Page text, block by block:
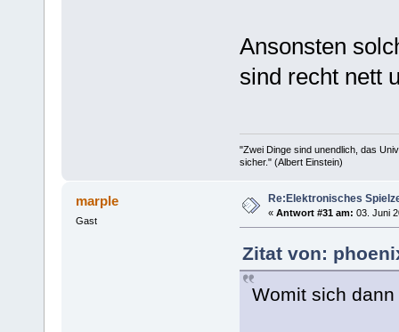
Ansonsten
sind recht nett
"Zwei Dinge sind unendlich, das
sicher." (Albert Einstein)
marple
Gast
Re:Elektronisches
« Antwort #31 am: 03. Juni
Zitat von:
Womit sich